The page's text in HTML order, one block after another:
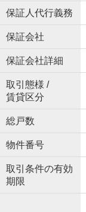
保証人代行義務
保証会社
保証会社詳細
取引態様 /
賃貸区分
総戸数
物件番号
取引条件の有効
期限